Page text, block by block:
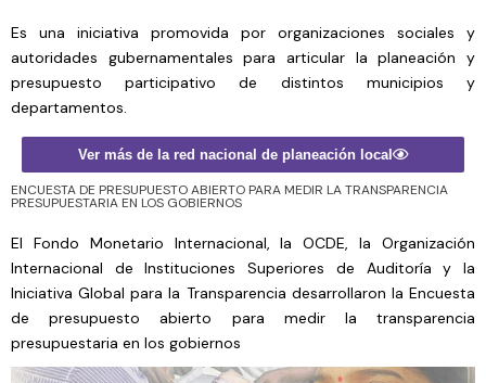
Es una iniciativa promovida por organizaciones sociales y
autoridades gubernamentales para articular la planeación y
presupuesto participativo de distintos municipios y
departamentos.
Ver más de la red nacional de planeación local
ENCUESTA DE PRESUPUESTO ABIERTO PARA MEDIR LA TRANSPARENCIA
PRESUPUESTARIA EN LOS GOBIERNOS
El Fondo Monetario Internacional, la OCDE, la Organización
Internacional de Instituciones Superiores de Auditoría y la
Iniciativa Global para la Transparencia desarrollaron la Encuesta
de presupuesto abierto para medir la transparencia
presupuestaria en los gobiernos